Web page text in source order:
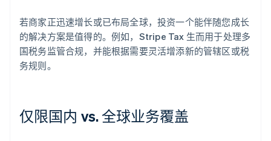
若商家正迅速增长或已布局全球，投资一个能伴随您成长
的解决方案是值得的。例如，Stripe Tax 生而用于处理多
国税务监管合规，并能根据需要灵活增添新的管辖区或税
务规则。
仅限国内 vs. 全球业务覆盖